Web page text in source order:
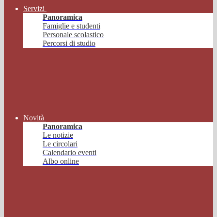
Servizi
Panoramica
Famiglie e studenti
Personale scolastico
Percorsi di studio
Novità
Panoramica
Le notizie
Le circolari
Calendario eventi
Albo online